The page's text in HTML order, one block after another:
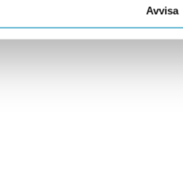
Avvisa